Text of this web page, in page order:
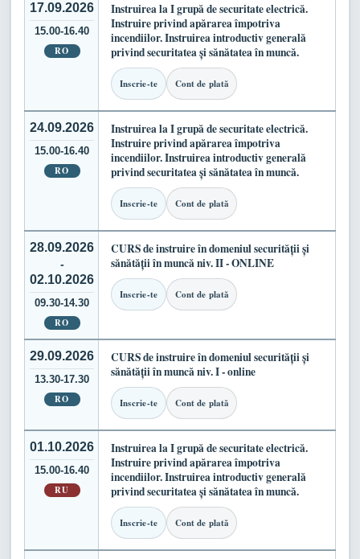
17.09.2026
15.00-16.40
RO
Instruirea la I grupă de securitate electrică.
Instruire privind apărarea împotriva
incendiilor. Instruirea introductiv generală
privind securitatea și sănătatea în muncă.
Inscrie-te Cont de plată
24.09.2026
15.00-16.40
RO
Instruirea la I grupă de securitate electrică.
Instruire privind apărarea împotriva
incendiilor. Instruirea introductiv generală
privind securitatea și sănătatea în muncă.
Inscrie-te Cont de plată
28.09.2026
-
02.10.2026
09.30-14.30
RO
CURS de instruire în domeniul securității și
sănătății în muncă niv. II - ONLINE
Inscrie-te Cont de plată
29.09.2026
13.30-17.30
RO
CURS de instruire în domeniul securității și
sănătății în muncă niv. I - online
Inscrie-te Cont de plată
01.10.2026
15.00-16.40
RU
Instruirea la I grupă de securitate electrică.
Instruire privind apărarea împotriva
incendiilor. Instruirea introductiv generală
privind securitatea și sănătatea în muncă.
Inscrie-te Cont de plată